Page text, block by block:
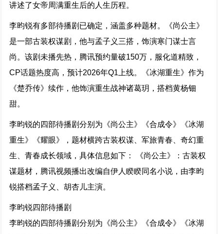
讲述了女帝周满重生后的人生历程。
李昀锐有多部待播剧已确定，涵盖多种题材。《尚公主》
是一部古装权谋剧，他与孟子义三搭，饰演寒门谋士言
尚。该剧未播先热，腾讯预约量破150万，服化道精致，
CP话题热度高，预计2026年Q1上线。《冰湖重生》作为
《楚乔传》续作，他饰演重生战神诸葛玥，搭档黄杨钿
甜。
李昀锐的四部待播剧分别为《尚公主》《合成令》《冰湖
重生》《耀眼》，题材横跨古装权谋、军旅青春、奇幻重
生、青春成长领域，具体信息如下： 《尚公主》：古装权
谋题材，腾讯视频播出改编自伊人睽睽同名小说，由李昀
锐搭档孟子义、胡杏儿主演。
李昀锐四部待播剧
李昀锐的四部待播剧分别为《尚公主》《合成令》《冰湖